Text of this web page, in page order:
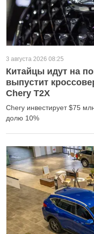
3 августа 2026 08:25
Китайцы идут на
выпустит
Chery T2X
Chery инвестирует $75
долю 10%